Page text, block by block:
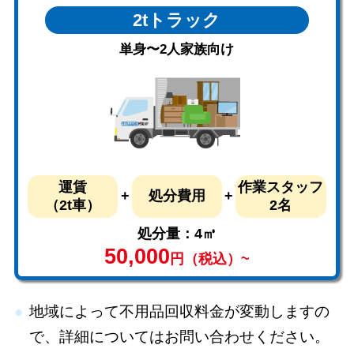
2tトラック
単身〜2人家族向け
運賃
（2t車）
処分費用
作業スタッフ
2名
処分量：4㎥
50,000 円（税込）~
地域によって不用品回収料金が変動しますの
で、詳細についてはお問い合わせください。